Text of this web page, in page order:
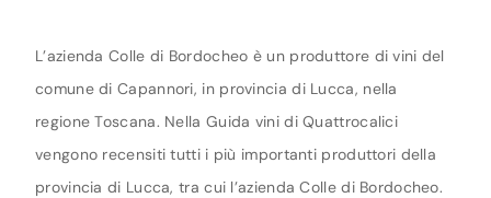
L’azienda Colle di Bordocheo è un produttore di vini del
comune di Capannori, in provincia di Lucca, nella
regione Toscana. Nella Guida vini di Quattrocalici
vengono recensiti tutti i più importanti produttori della
provincia di Lucca, tra cui l’azienda Colle di Bordocheo.